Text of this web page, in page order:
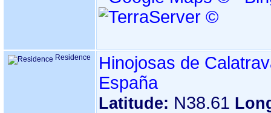
Residence
Hinojosas de
España
Latitude: N38.61